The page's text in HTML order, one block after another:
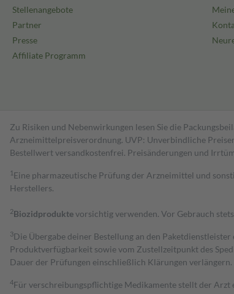
Stellenangebote
Partner
Presse
Affiliate Programm
Zu Risiken und Nebenwirkungen lesen Sie die
Arzneimittelpreisverordnung. UVP: Unverbindliche
Bestell­wert versand­kosten­frei. Preisänderungen und
1 Eine pharmazeutische Prüfung der Arzneimittel und
Herstellers.
2Biozidproduktevorsichtig verwenden. Vor Gebrauch
3Die Übergabe deiner Bestellung an den
Produktverfügbarkeit sowie vom Zustellzeitpunkt des
Dauer der Prüfungen einschließlich Klärungen verlängern.
4Für verschreibungspflichtige Medikamente stellt der Arzt